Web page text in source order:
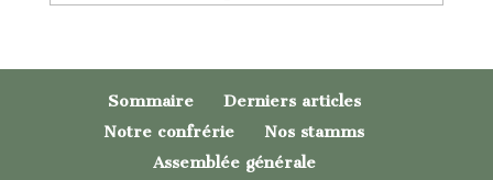
Sommaire
Derniers articles
Notre confrérie
Nos stamms
Assemblée générale